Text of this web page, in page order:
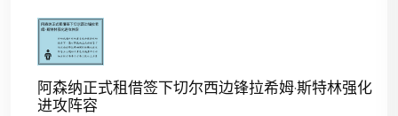
阿森纳正式租借签下切尔西边锋拉希姆·斯特林强化
进攻阵容